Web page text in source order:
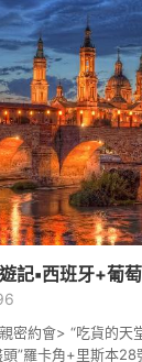
記▪西班牙+葡
密約會> “吃貨的天
”羅卡角+里斯本28